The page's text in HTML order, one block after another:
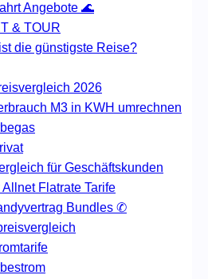
Angebote 🌊
& TOUR
die günstigste Reise?
2026
M3 in KWH umrechnen
für Geschäftskunden
Allnet Flatrate Tarife
Bundles ✆